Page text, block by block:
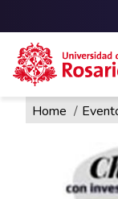
Pasar al contenido
Ruta
Home